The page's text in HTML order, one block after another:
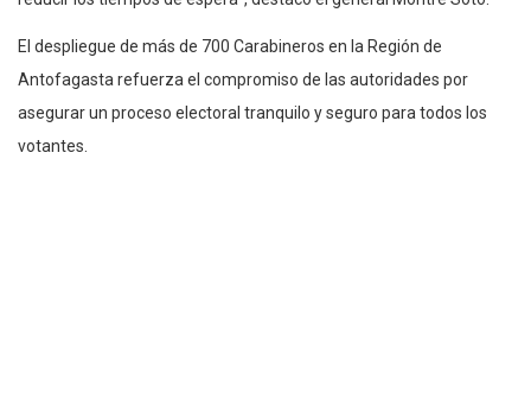
El despliegue de más de 700 Carabineros en la Región de
Antofagasta refuerza el compromiso de las autoridades por
asegurar un proceso electoral tranquilo y seguro para todos los
votantes.